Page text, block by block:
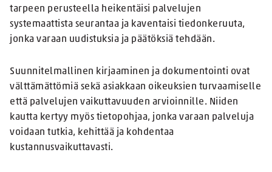
tarpeen perusteella heikentäisi palvelujen
systemaattista seurantaa ja kaventaisi tiedonkeruuta,
jonka varaan uudistuksia ja päätöksiä tehdään.
Suunnitelmallinen kirjaaminen ja dokumentointi ovat
välttämättömiä sekä asiakkaan oikeuksien turvaamiselle
että palvelujen vaikuttavuuden arvioinnille. Niiden
kautta kertyy myös tietopohjaa, jonka varaan palveluja
voidaan tutkia, kehittää ja kohdentaa
kustannusvaikuttavasti.